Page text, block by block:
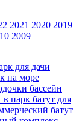
2021 2020 2019
2009
для дачи
на море
бассейн
в парк батут для
батут